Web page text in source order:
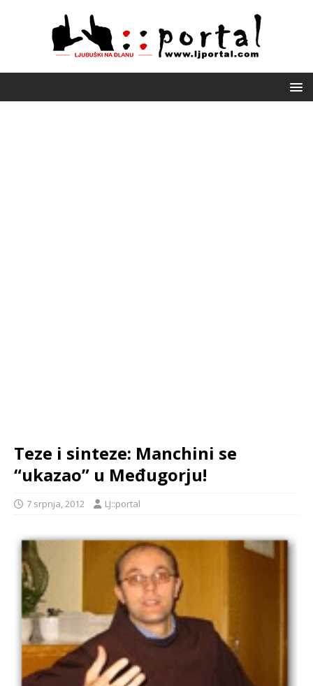
Teze i sinteze: Manchini se
“ukazao” u Međugorju!
7 srpnja, 2012 LJ::portal